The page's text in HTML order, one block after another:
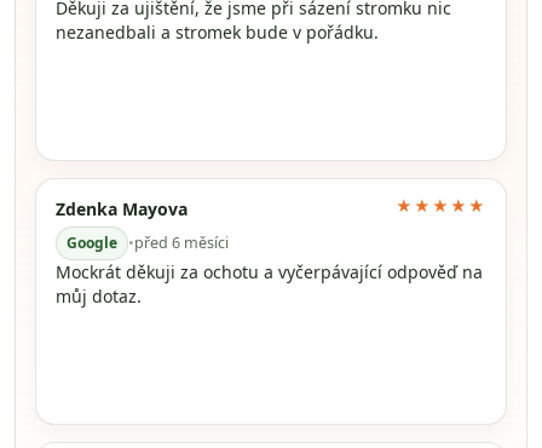
Děkuji za ujištění, že jsme při sázení stromku nic
nezanedbali a stromek bude v pořádku.
Zdenka Mayova
Google •před 6 měsíci
★★★★★
Mockrát děkuji za ochotu a vyčerpávající odpověď na
můj dotaz.